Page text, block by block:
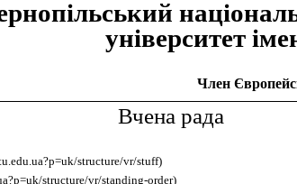
унiверситет
Член
Вчена рада
structure/vr/stuff)
structure/vr/standing-order)